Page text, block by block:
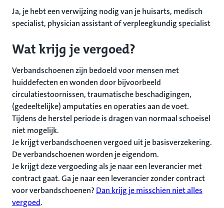
Ja, je hebt een verwijzing nodig van je huisarts, medisch
specialist, physician assistant of verpleegkundig specialist
Wat krijg je vergoed?
Verbandschoenen zijn bedoeld voor mensen met
huiddefecten en wonden door bijvoorbeeld
circulatiestoornissen, traumatische beschadigingen,
(gedeeltelijke) amputaties en operaties aan de voet.
Tijdens de herstel periode is dragen van normaal schoeisel
niet mogelijk.
Je krijgt verbandschoenen vergoed uit je basisverzekering.
De verbandschoenen worden je eigendom.
Je krijgt deze vergoeding als je naar een leverancier met
contract gaat. Ga je naar een leverancier zonder contract
voor verbandschoenen? Dan krijg je misschien niet alles
vergoed.